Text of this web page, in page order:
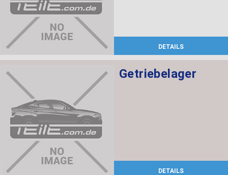
DETAILS
Getriebelager
DETAILS